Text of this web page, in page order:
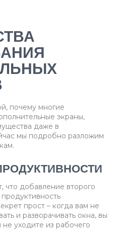
почему многие
экраны,
даже в
мы подробно разложим
что добавление второго
прост – когда вам не
и разворачивать окна, вы
уходите из рабочего